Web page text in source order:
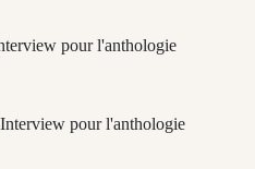
pour l'anthologie
pour l'anthologie